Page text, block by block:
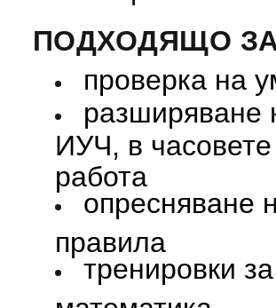
ПОДХОДЯЩО
проверка на
разширяване
ИУЧ, в часовете
работа
опресняване
правила
тренировки